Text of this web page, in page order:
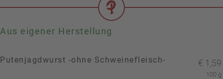
Aus eigener Herstellung
Putenjagdwurst -ohne Schweinefleisch- € 1,59
100 g